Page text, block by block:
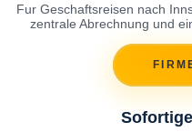
Fur Geschaftsreisen nach
zentrale Abrechnung und